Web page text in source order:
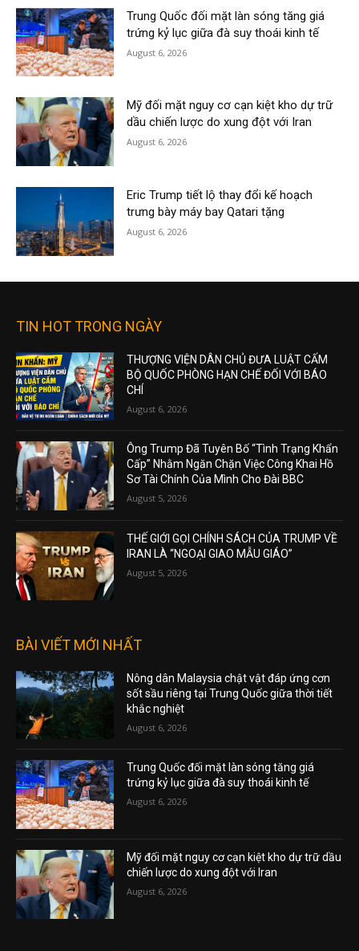
Trung Quốc đối mặt làn sóng tăng giá
trứng kỷ lục giữa đà suy thoái kinh tế
August 6, 2026
Mỹ đối mặt nguy cơ cạn kiệt kho dự trữ
dầu chiến lược do xung đột với Iran
August 6, 2026
Eric Trump tiết lộ thay đổi kế hoạch
trưng bày máy bay Qatari tặng
August 6, 2026
TIN HOT TRONG NGÀY
THƯỢNG VIỆN DÂN CHỦ ĐƯA LUẬT CẤM
BỘ QUỐC PHÒNG HẠN CHẾ ĐỐI VỚI BÁO
CHÍ
August 6, 2026
Ông Trump Đã Tuyên Bố “Tình Trạng Khẩn
Cấp” Nhằm Ngăn Chặn Việc Công Khai Hồ
Sơ Tài Chính Của Mình Cho Đài BBC
August 5, 2026
THẾ GIỚI GỌI CHÍNH SÁCH CỦA TRUMP VỀ
IRAN LÀ “NGOẠI GIAO MẪU GIÁO”
August 5, 2026
BÀI VIẾT MỚI NHẤT
Nông dân Malaysia chật vật đáp ứng cơn
sốt sầu riêng tại Trung Quốc giữa thời tiết
khắc nghiệt
August 6, 2026
Trung Quốc đối mặt làn sóng tăng giá
trứng kỷ lục giữa đà suy thoái kinh tế
August 6, 2026
Mỹ đối mặt nguy cơ cạn kiệt kho dự trữ dầu
chiến lược do xung đột với Iran
August 6, 2026